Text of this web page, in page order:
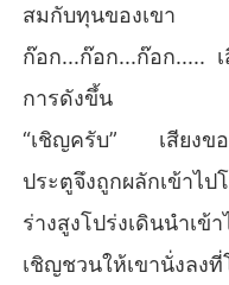
สมกับทุนของเขา
ก๊อก...ก๊อก...ก๊อก.....
การดังขึ้น
“เชิญครับ” เสียงขอ
ประตูจึงถูกผลักเข้าไ
ร่างสูงโปร่งเดินนำเ
เชิญชวนให้เขานั่งลง